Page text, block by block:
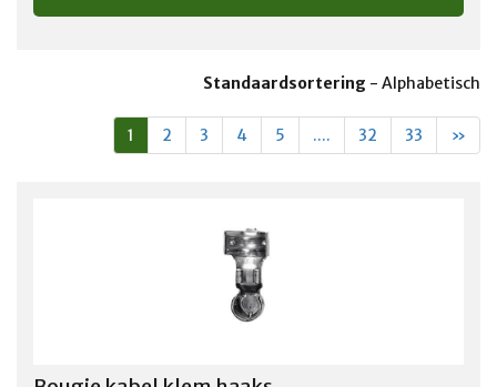
Standaardsortering - Alphabetisch
1 2 3 4 5 .... 32 33 »